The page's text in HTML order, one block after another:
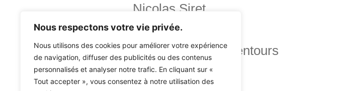
Nous respectons votre vie privée.
Nous utilisons des cookies pour améliorer votre expérience
de navigation, diffuser des publicités ou des contenus
personnalisés et analyser notre trafic. En cliquant sur «
Tout accepter », vous consentez à notre utilisation des
Nicolas Siret
Coaching à Guérande et ses alentours